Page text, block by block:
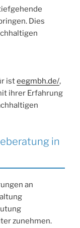
Dies
isteegmbh.de/,
ihrer Erfahrung
in
an
zunehmen.